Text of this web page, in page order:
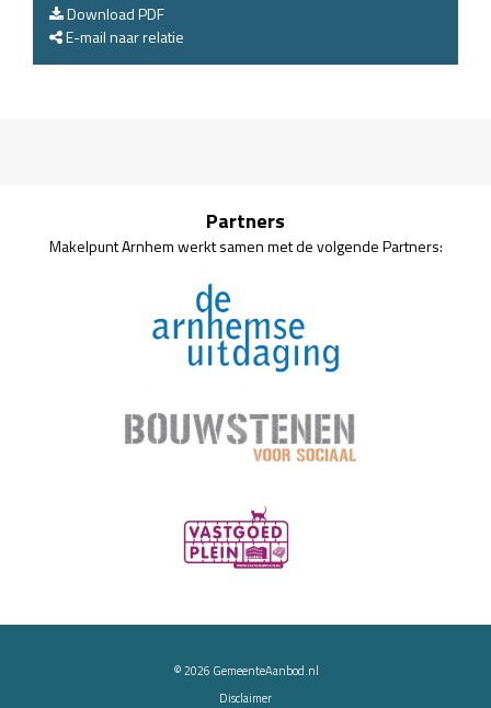
Download PDF
E-mail naar relatie
Partners
Makelpunt Arnhem werkt samen met de volgende Partners:
© 2026 GemeenteAanbod.nl
Disclaimer